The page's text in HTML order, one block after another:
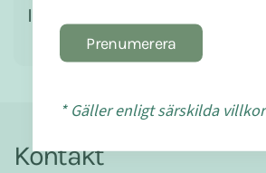
Ingredienser
Kontakt
Prenumerera
* Gäller enligt särskilda villkor